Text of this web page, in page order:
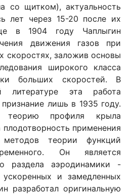
со щитком), актуальность
лет через 15-20 после их
в 1904 году Чаплыгин
движения газов при
скоростях, заложив основы
широкого класса
больших скоростей. В
литературе эта работа
лишь в 1935 году.
теорию профиля крыла
плодотворность применения
теории функций
Он является
раздела аэродинамики -
и замедленных
разработал оригинальную